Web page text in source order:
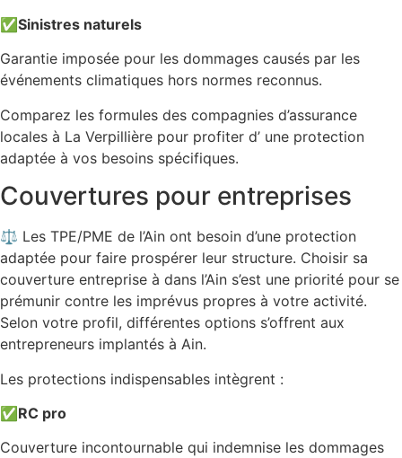
✅Sinistres naturels
Garantie imposée pour les dommages causés par les
événements climatiques hors normes reconnus.
Comparez les formules des compagnies d’assurance
locales à La Verpillière pour profiter d’ une protection
adaptée à vos besoins spécifiques.
Couvertures pour entreprises
⚖️ Les TPE/PME de l’Ain ont besoin d’une protection
adaptée pour faire prospérer leur structure. Choisir sa
couverture entreprise à dans l’Ain s’est une priorité pour se
prémunir contre les imprévus propres à votre activité.
Selon votre profil, différentes options s’offrent aux
entrepreneurs implantés à Ain.
Les protections indispensables intègrent :
✅RC pro
Couverture incontournable qui indemnise les dommages